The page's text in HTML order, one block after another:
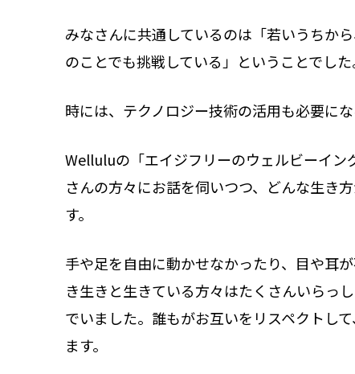
みなさんに共通しているのは「若いうちか
のことでも挑戦している」ということでし
時には、テクノロジー技術の活用も必要に
Welluluの「エイジフリーのウェルビーイン
さんの方々にお話を伺いつつ、どんな生き
す。
手や足を自由に動かせなかったり、目や耳
き生きと生きている方々はたくさんいらっ
でいました。誰もがお互いをリスペクトし
ます。